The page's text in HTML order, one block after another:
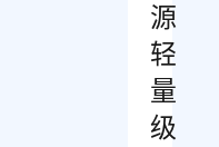
源
轻
量
级